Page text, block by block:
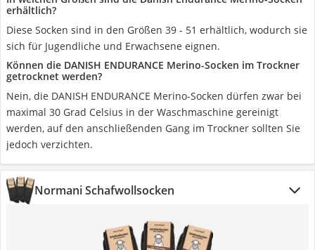
erhältlich?
Diese Socken sind in den Größen 39 - 51 erhältlich, wodurch sie
sich für Jugendliche und Erwachsene eignen.
Können die DANISH ENDURANCE Merino-Socken im Trockner
getrocknet werden?
Nein, die DANISH ENDURANCE Merino-Socken dürfen zwar bei
maximal 30 Grad Celsius in der Waschmaschine gereinigt
werden, auf den anschließenden Gang im Trockner sollten Sie
jedoch verzichten.
Normani Schafwollsocken